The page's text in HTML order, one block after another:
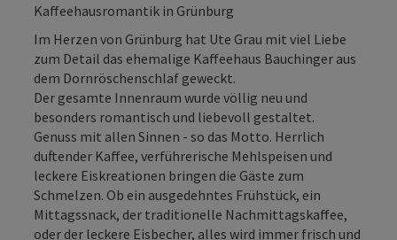
Kaffeehausromantik in Grünburg
Im Herzen von Grünburg hat Ute Grau mit viel Liebe
zum Detail das ehemalige Kaffeehaus Bauchinger aus
dem Dornröschenschlaf geweckt.
Der gesamte Innenraum wurde völlig neu und
besonders romantisch und liebevoll gestaltet.
Genuss mit allen Sinnen - so das Motto. Herrlich
duftender Kaffee, verführerische Mehlspeisen und
leckere Eiskreationen bringen die Gäste zum
Schmelzen. Ob ein ausgedehntes Frühstück, ein
Mittagssnack, der traditionelle Nachmittagskaffee,
oder der leckere Eisbecher, alles wird immer frisch und